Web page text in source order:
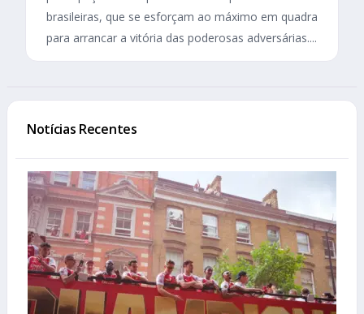
brasileiras, que se esforçam ao máximo em quadra
para arrancar a vitória das poderosas adversárias....
Notícias Recentes